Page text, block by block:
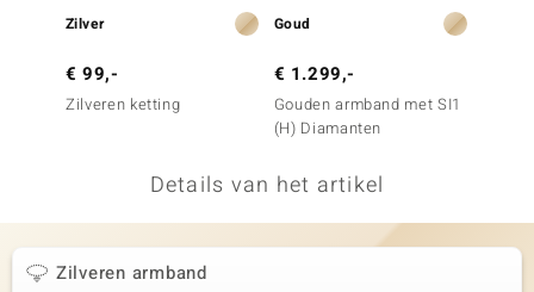
Zilver
€ 99,-
Zilveren ketting
Goud
€ 1.299,-
Gouden armband met SI1
(H) Diamanten
Details van het artikel
Zilveren armband